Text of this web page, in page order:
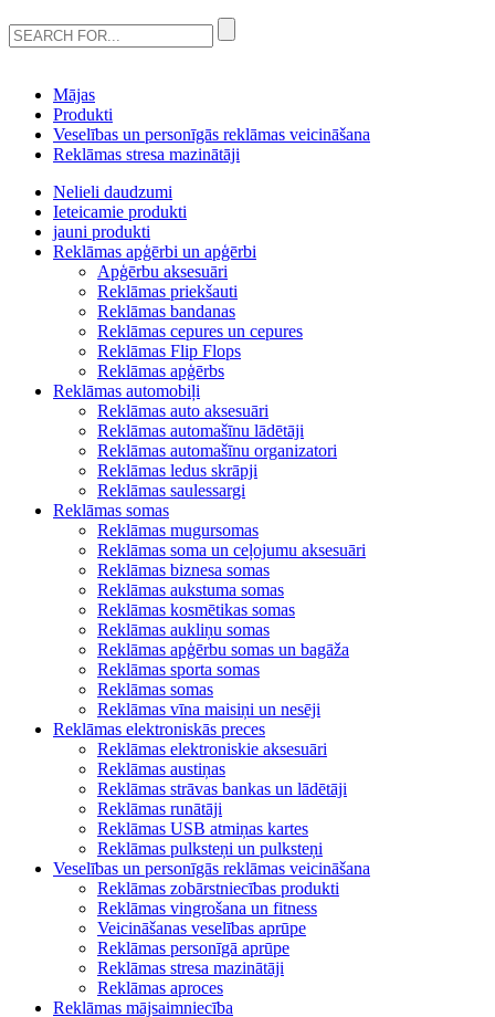
Mājas
Produkti
Veselības un personīgās reklāmas veicināšana
Reklāmas stresa mazinātāji
Nelieli daudzumi
Ieteicamie produkti
jauni produkti
Reklāmas apģērbi un apģērbi
Apģērbu aksesuāri
Reklāmas priekšauti
Reklāmas bandanas
Reklāmas cepures un cepures
Reklāmas Flip Flops
Reklāmas apģērbs
Reklāmas automobiļi
Reklāmas auto aksesuāri
Reklāmas automašīnu lādētāji
Reklāmas automašīnu organizatori
Reklāmas ledus skrāpji
Reklāmas saulessargi
Reklāmas somas
Reklāmas mugursomas
Reklāmas soma un ceļojumu aksesuāri
Reklāmas biznesa somas
Reklāmas aukstuma somas
Reklāmas kosmētikas somas
Reklāmas aukliņu somas
Reklāmas apģērbu somas un bagāža
Reklāmas sporta somas
Reklāmas somas
Reklāmas vīna maisiņi un nesēji
Reklāmas elektroniskās preces
Reklāmas elektroniskie aksesuāri
Reklāmas austiņas
Reklāmas strāvas bankas un lādētāji
Reklāmas runātāji
Reklāmas USB atmiņas kartes
Reklāmas pulksteņi un pulksteņi
Veselības un personīgās reklāmas veicināšana
Reklāmas zobārstniecības produkti
Reklāmas vingrošana un fitness
Veicināšanas veselības aprūpe
Reklāmas personīgā aprūpe
Reklāmas stresa mazinātāji
Reklāmas aproces
Reklāmas mājsaimniecība